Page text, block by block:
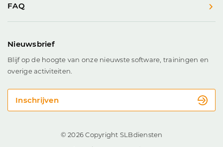
FAQ
Nieuwsbrief
Blijf op de hoogte van onze nieuwste software, trainingen en
overige activiteiten.
Inschrijven
© 2026 Copyright SLBdiensten